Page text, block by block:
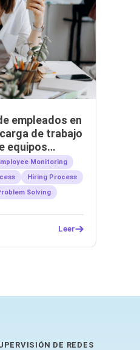
empleados en
de trabajo
equipos
Monitoring
Hiring Process
Solving
Leer
DE REDES